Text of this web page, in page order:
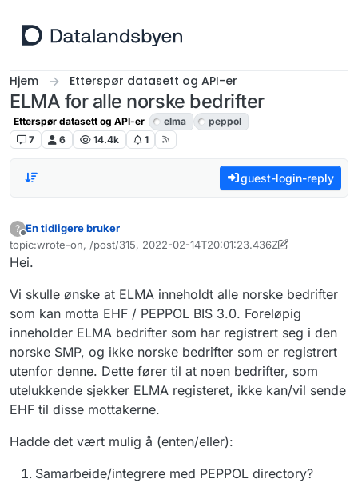
Hjem Etterspør datasett og API-er
ELMA for alle norske bedrifter
Etterspør datasett og API-er elma
peppol
7
6 14.4k 1
guest-login-reply
?
Frakoblet
En tidligere bruker
topic:wrote-on, /post/315, 2022-02-14T20:01:23.436Z
Sist endret av livar.bergheim11. jan. 2024, 09:10
Hei.
Vi skulle ønske at ELMA inneholdt alle norske bedrifter
som kan motta EHF / PEPPOL BIS 3.0. Foreløpig
inneholder ELMA bedrifter som har registrert seg i den
norske SMP, og ikke norske bedrifter som er registrert
utenfor denne. Dette fører til at noen bedrifter, som
utelukkende sjekker ELMA registeret, ikke kan/vil sende
EHF til disse mottakerne.
Hadde det vært mulig å (enten/eller):
Samarbeide/integrere med PEPPOL directory?